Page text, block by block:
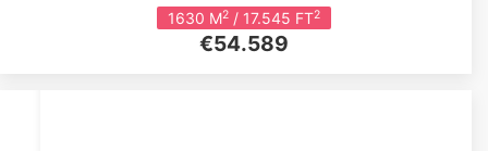
1630 M2 / 17.545 FT2
€54.589